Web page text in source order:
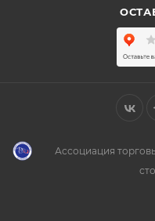
Ассоциация